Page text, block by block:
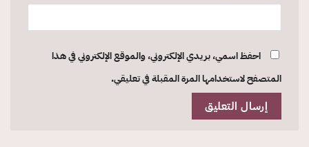
احفظ اسمي، بريدي الإلكتروني، والموقع الإلكتروني في هذا
المتصفح لاستخدامها المرة المقبلة في تعليقي.